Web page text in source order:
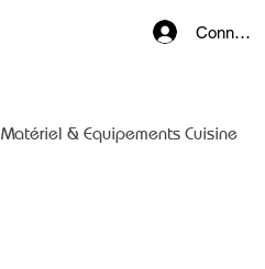
Connexion
Matériel & Equipements Cuisine